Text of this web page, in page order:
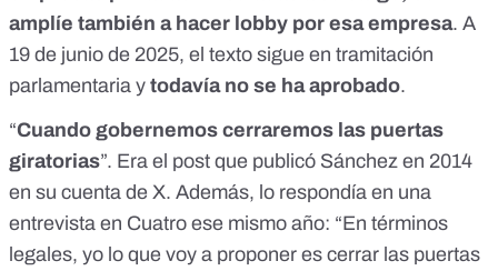
amplíe también a hacer lobby por esa empresa. A
19 de junio de 2025, el texto sigue en tramitación
parlamentaria y todavía no se ha aprobado.
“Cuando gobernemos cerraremos las puertas
giratorias”. Era el post que publicó Sánchez en 2014
en su cuenta de X. Además, lo respondía en una
entrevista en Cuatro ese mismo año: “En términos
legales, yo lo que voy a proponer es cerrar las puertas